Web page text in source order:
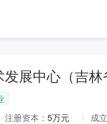
展中心（吉
注册资本： 5万元
成